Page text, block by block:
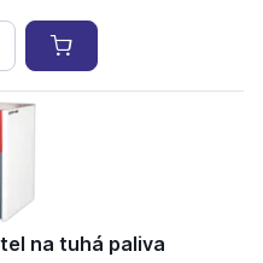
na tuhá paliva